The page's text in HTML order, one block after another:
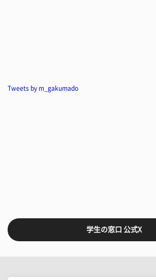
Tweets by m_gakumado
学生の窓口 公式X